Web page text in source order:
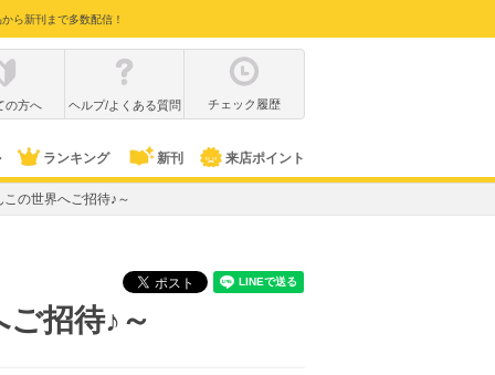
ら新刊まで多数配信！
の方へ ヘルプ/よくある質問 チェック履歴
ランキング 新刊 来店ポイント
の世界へご招待♪～
招待♪～